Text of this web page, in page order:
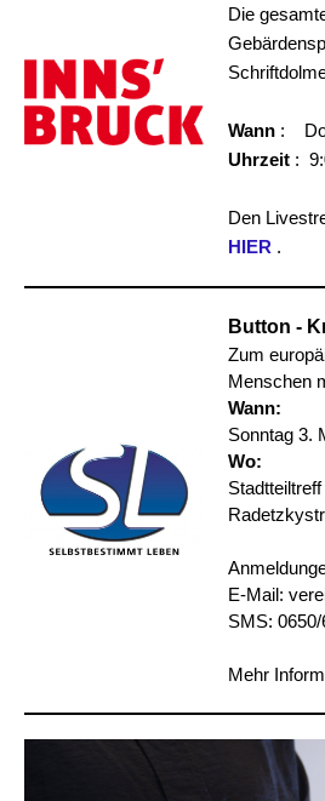
Die
Wann :
Uhrzeit :
Den
HIER .
Button -
Zum
Menschen
Wann:
Sonntag 3.
Wo:
E-Mail:
SMS:
Mehr